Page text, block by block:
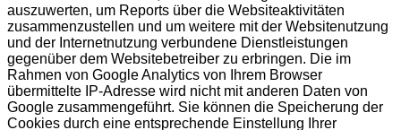
auszuwerten, um Reports über die Websiteaktivitäten
zusammenzustellen und um weitere mit der Websitenutzung
und der Internetnutzung verbundene Dienstleistungen
gegenüber dem Websitebetreiber zu erbringen. Die im
Rahmen von Google Analytics von Ihrem Browser
übermittelte IP-Adresse wird nicht mit anderen Daten von
Google zusammengeführt. Sie können die Speicherung der
Cookies durch eine entsprechende Einstellung Ihrer